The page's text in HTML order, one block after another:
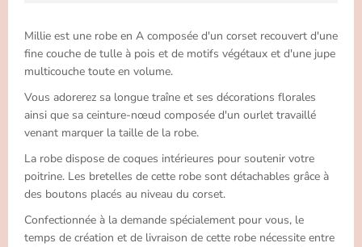
Millie est une robe en A composée d'un corset recouvert d'une
fine couche de tulle à pois et de motifs végétaux et d'une jupe
multicouche toute en volume.
Vous adorerez sa longue traîne et ses décorations florales
ainsi que sa ceinture-nœud composée d'un ourlet travaillé
venant marquer la taille de la robe.
La robe dispose de coques intérieures pour soutenir votre
poitrine. Les bretelles de cette robe sont détachables grâce à
des boutons placés au niveau du corset.
Confectionnée à la demande spécialement pour vous, le
temps de création et de livraison de cette robe nécessite entre